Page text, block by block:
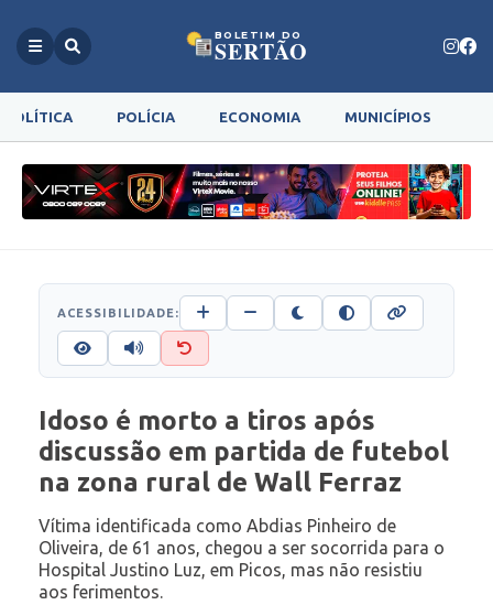
BOLETIM DO
SERTÃO
POLÍTICA POLÍCIA ECONOMIA MUNICÍPIOS
ACESSIBILIDADE:
Idoso é morto a tiros após
discussão em partida de futebol
na zona rural de Wall Ferraz
Vítima identificada como Abdias Pinheiro de
Oliveira, de 61 anos, chegou a ser socorrida para o
Hospital Justino Luz, em Picos, mas não resistiu
aos ferimentos.